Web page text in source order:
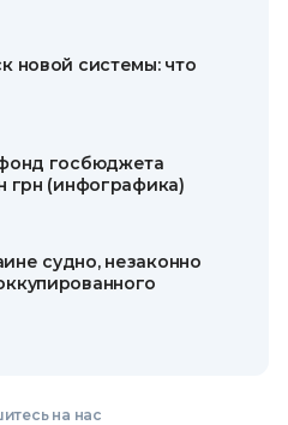
новой системы: что
госбюджета
грн (инфографика)
судно, незаконно
на нас